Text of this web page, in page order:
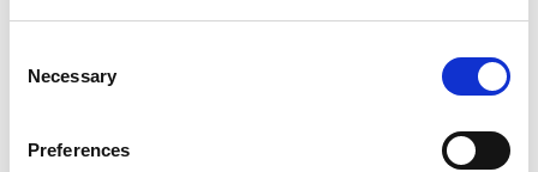
Selection
Necessary
Preferences
heute vorgelesen habe –, die Beispiele, die unsere
sind, entgehen sie uns nicht. Es sind nicht nur die